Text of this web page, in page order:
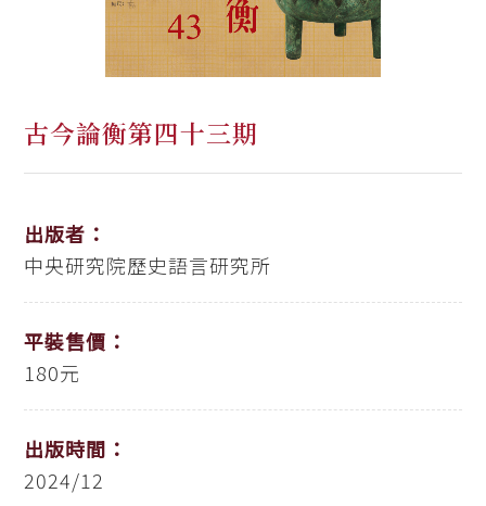
古今論衡第四十三期
出版者：
中央研究院歷史語言研究所
平裝售價：
180元
出版時間：
2024/12